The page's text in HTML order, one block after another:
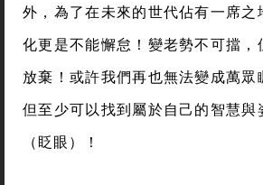
外，為了在未來的世代佔有一席之
化更是不能懈怠！變老勢不可擋，
放棄！或許我們再也無法變成萬眾
但至少可以找到屬於自己的智慧與
（眨眼）！